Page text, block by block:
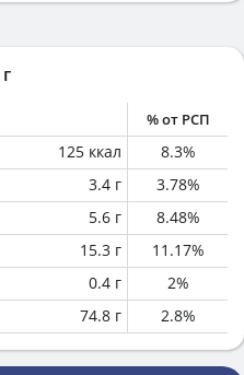
г
% от РСП
125 ккал 8.3%
3.4 г 3.78%
5.6 г 8.48%
15.3 г 11.17%
0.4 г 2%
74.8 г 2.8%